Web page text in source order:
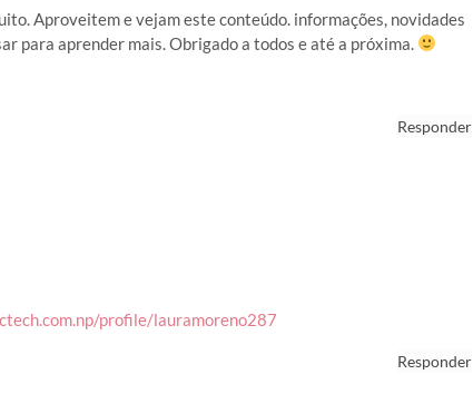
Aproveitem e vejam este conteúdo. informações, novidades
para aprender mais. Obrigado a todos e até a próxima.
Responder
profile/lauramoreno287
Responder